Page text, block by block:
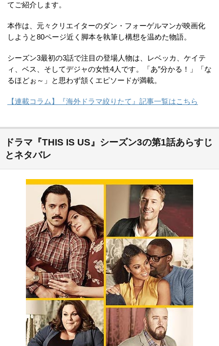
てご紹介します。
本作は、元々クリエイターのダン・フォーゲルマンが映画化
しようと80ページ近く脚本を執筆し構想を温めた物語。
シーズン3最初の3話で注目の登場人物は、レベッカ、ケイテ
ィ、ベス、そしてデジャの女性4人です。「あ″分かる！」「な
るほどぉ～」と思わず頷くエピソードが満載。
【連載コラム】『海外ドラマ絞りたて』記事一覧はこちら
ドラマ『THIS IS US』シーズン3の第1話あらすじ
とネタバレ